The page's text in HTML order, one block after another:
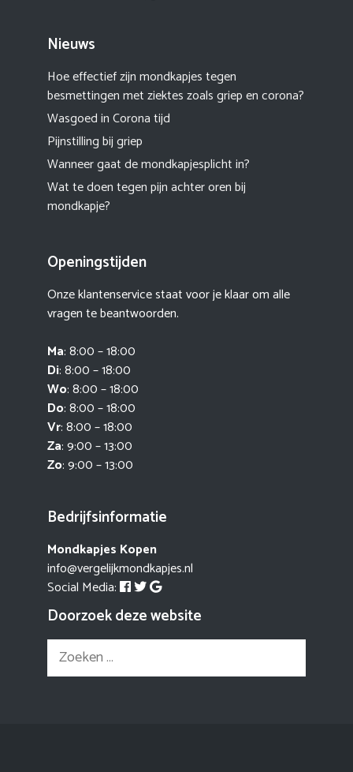
Nieuws
Hoe effectief zijn mondkapjes tegen
besmettingen met ziektes zoals griep en corona?
Wasgoed in Corona tijd
Pijnstilling bij griep
Wanneer gaat de mondkapjesplicht in?
Wat te doen tegen pijn achter oren bij
mondkapje?
Openingstijden
Onze klantenservice staat voor je klaar om alle
vragen te beantwoorden.
Ma: 8:00 – 18:00
Di: 8:00 – 18:00
Wo: 8:00 – 18:00
Do: 8:00 – 18:00
Vr: 8:00 – 18:00
Za: 9:00 – 13:00
Zo: 9:00 – 13:00
Bedrijfsinformatie
Mondkapjes Kopen
info@vergelijkmondkapjes.nl
Social Media:
Doorzoek deze website
Zoek
naar: